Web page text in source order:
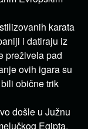
karata
i datiraju iz
preživela pad
ovih igara su
obične trik
došle u Južnu
Egipta,